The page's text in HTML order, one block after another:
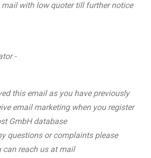
mail with low quoter till further notice
-
this email as you have previously
email marketing when you register
GmbH database
questions or complaints please
can reach us at mail